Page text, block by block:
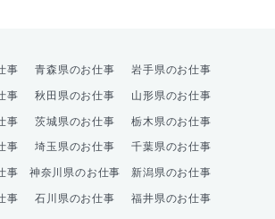
事 青森県のお仕事 岩手県のお仕事
事 秋田県のお仕事 山形県のお仕事
事 茨城県のお仕事 栃木県のお仕事
事 埼玉県のお仕事 千葉県のお仕事
事 神奈川県のお仕事 新潟県のお仕事
事 石川県のお仕事 福井県のお仕事